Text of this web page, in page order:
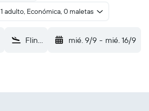
1 adulto, Económica, 0 maletas
Flinders Island (FLS) mié. 9/9 - mié. 16/9